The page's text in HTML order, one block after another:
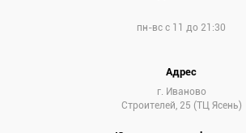
пн-вс с 11 до 21:30
Адрес
г. Иваново
Строителей, 25 (ТЦ Ясень)